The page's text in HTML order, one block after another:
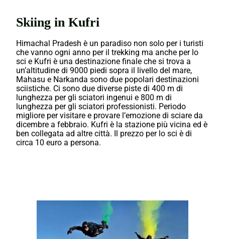
Skiing in Kufri
Himachal Pradesh è un paradiso non solo per i turisti
che vanno ogni anno per il trekking ma anche per lo
sci e Kufri è una destinazione finale che si trova a
un’altitudine di 9000 piedi sopra il livello del mare,
Mahasu e Narkanda sono due popolari destinazioni
sciistiche. Ci sono due diverse piste di 400 m di
lunghezza per gli sciatori ingenui e 800 m di
lunghezza per gli sciatori professionisti. Periodo
migliore per visitare e provare l’emozione di sciare da
dicembre a febbraio. Kufri è la stazione più vicina ed è
ben collegata ad altre città. Il prezzo per lo sci è di
circa 10 euro a persona.